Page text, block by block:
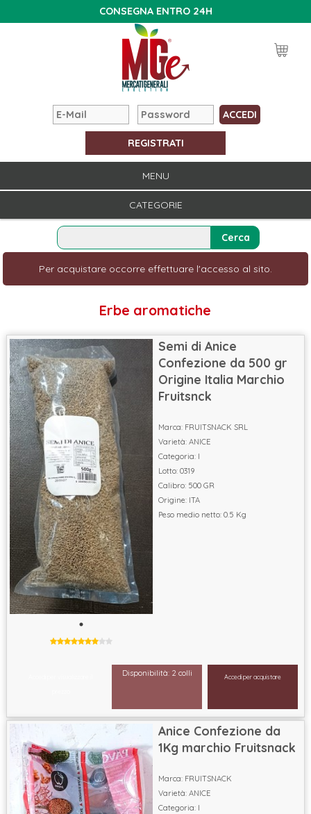
CONSEGNA ENTRO 24H
REGISTRATI
MENU
CATEGORIE
Per acquistare occorre effettuare l'accesso al sito.
Erbe aromatiche
Semi di Anice
Confezione da 500 gr
Origine Italia Marchio
Fruitsnck
Marca: FRUITSNACK SRL
Varietà: ANICE
Categoria: I
Lotto: 0319
Calibro: 500 GR
Origine: ITA
Peso medio netto: 0.5 Kg
Disponibilità: 2 colli Accedi per acquistare
Anice Confezione da
1Kg marchio Fruitsnack
Marca: FRUITSNACK
Varietà: ANICE
Categoria: I